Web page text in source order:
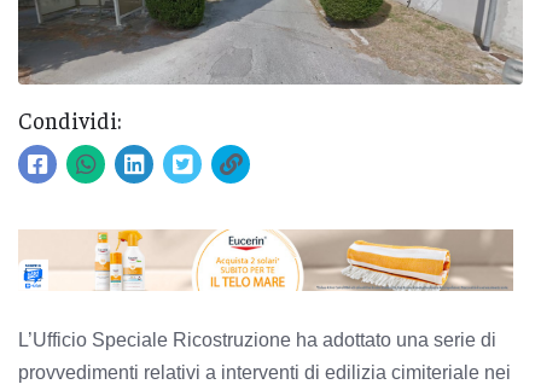
Condividi:
L’Ufficio Speciale Ricostruzione ha adottato una serie di
provvedimenti relativi a interventi di edilizia cimiteriale nei